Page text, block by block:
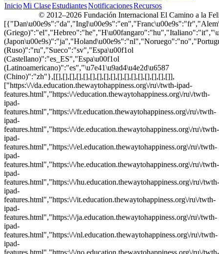
InicioMi ClaseEstudiantesNotificacionesRecursos
© 2012–2026 Fundación Internacional El Camino a la
(Ruso)":"ru","Sueco":"sv","Espa\u00f1ol
(Castellano)":"es_ES","Espa\u00f1ol
(Latinoamericano)":"es","\u7e41\u9ad4\u4e2d\u6587
(Chino)":"zh"},[[],[],[],[],[],[],[],[],[],[],[],[],[],[],[],[],[]],
["https:\/\/da.education.thewaytohappiness.org\/ru\/twth-ipad-
features.html","https:\/\/education.thewaytohappiness.org\/ru\/twth-
ipad-
features.html","https:\/\/fr.education.thewaytohappiness.org\/ru\/twth-
ipad-
features.html","https:\/\/de.education.thewaytohappiness.org\/ru\/twth-
ipad-
features.html","https:\/\/el.education.thewaytohappiness.org\/ru\/twth-
ipad-
features.html","https:\/\/he.education.thewaytohappiness.org\/ru\/twth-
ipad-
features.html","https:\/\/hu.education.thewaytohappiness.org\/ru\/twth-
ipad-
features.html","https:\/\/it.education.thewaytohappiness.org\/ru\/twth-
ipad-
features.html","https:\/\/ja.education.thewaytohappiness.org\/ru\/twth-
ipad-
features.html","https:\/\/nl.education.thewaytohappiness.org\/ru\/twth-
ipad-
features.html","https:\/\/no.education.thewaytohappiness.org\/ru\/twth-